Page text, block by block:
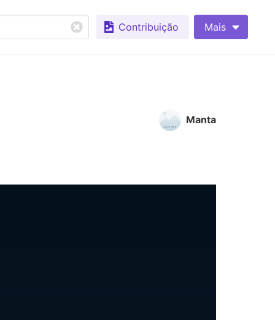
Contribuição Mais
Manta